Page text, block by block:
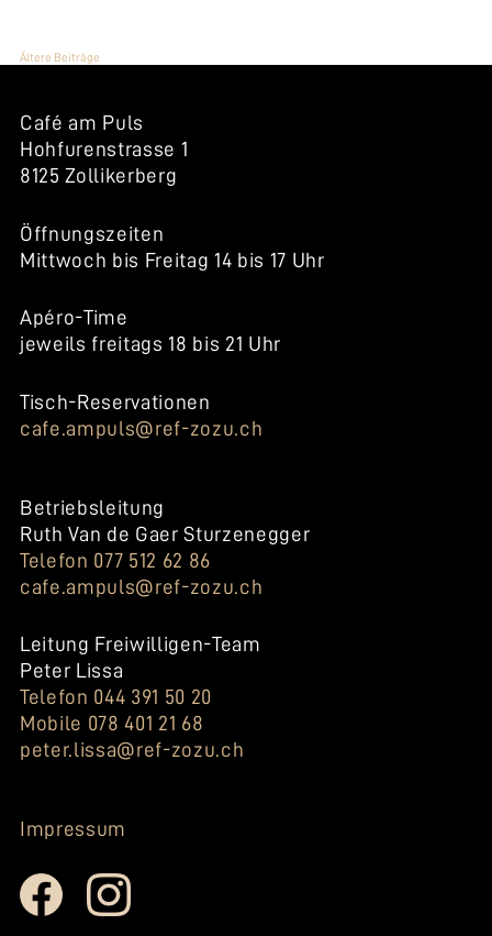
BEITRAGSNAVIGATION
Ältere Beiträge
Café am Puls
Hohfurenstrasse 1
8125 Zollikerberg
Öffnungszeiten
Mittwoch bis Freitag 14 bis 17 Uhr
Apéro-Time
jeweils freitags 18 bis 21 Uhr
Tisch-Reservationen
cafe.ampuls@ref-zozu.ch
Betriebsleitung
Ruth Van de Gaer Sturzenegger
Telefon 077 512 62 86
cafe.ampuls@ref-zozu.ch
Leitung Freiwilligen-Team
Peter Lissa
Telefon 044 391 50 20
Mobile 078 401 21 68
peter.lissa@ref-zozu.ch
Impressum